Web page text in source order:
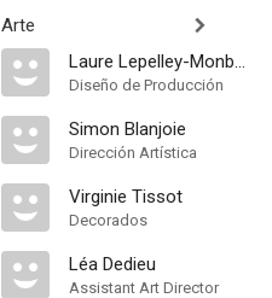
Arte
Laure Lepelley-Monbillard
Diseño de Producción
Simon Blanjoie
Dirección Artística
Virginie Tissot
Decorados
Léa Dedieu
Assistant Art Director